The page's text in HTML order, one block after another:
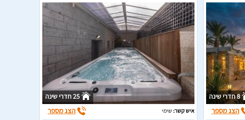
8 חדרי שינה
הצג מספר
25 חדרי שינה
איש קשר: שימי הצג מספר